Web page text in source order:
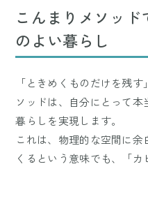
こんまりメソッド
のよい暮らし
「ときめくものだけを残
ソッドは、自分にとって
暮らしを実現します。
これは、物理的な空間に
くるという意味でも、「カ